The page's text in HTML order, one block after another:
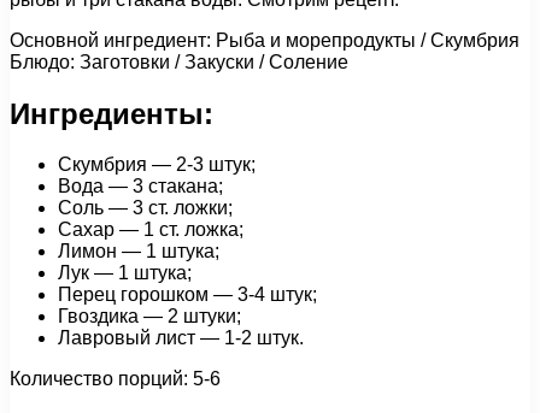
Основной ингредиент: Рыба и морепродукты / Скумбрия
Блюдо: Заготовки / Закуски / Соление
Ингредиенты:
Скумбрия — 2-3 штук;
Вода — 3 стакана;
Соль — 3 ст. ложки;
Сахар — 1 ст. ложка;
Лимон — 1 штука;
Лук — 1 штука;
Перец горошком — 3-4 штук;
Гвоздика — 2 штуки;
Лавровый лист — 1-2 штук.
Количество порций: 5-6